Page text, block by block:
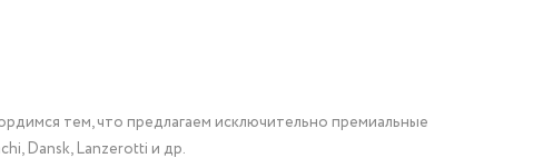
тем, что предлагаем исключительно премиальные
Dansk, Lanzerotti и др.